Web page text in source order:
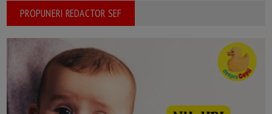
PROPUNERI REDACTOR SEF